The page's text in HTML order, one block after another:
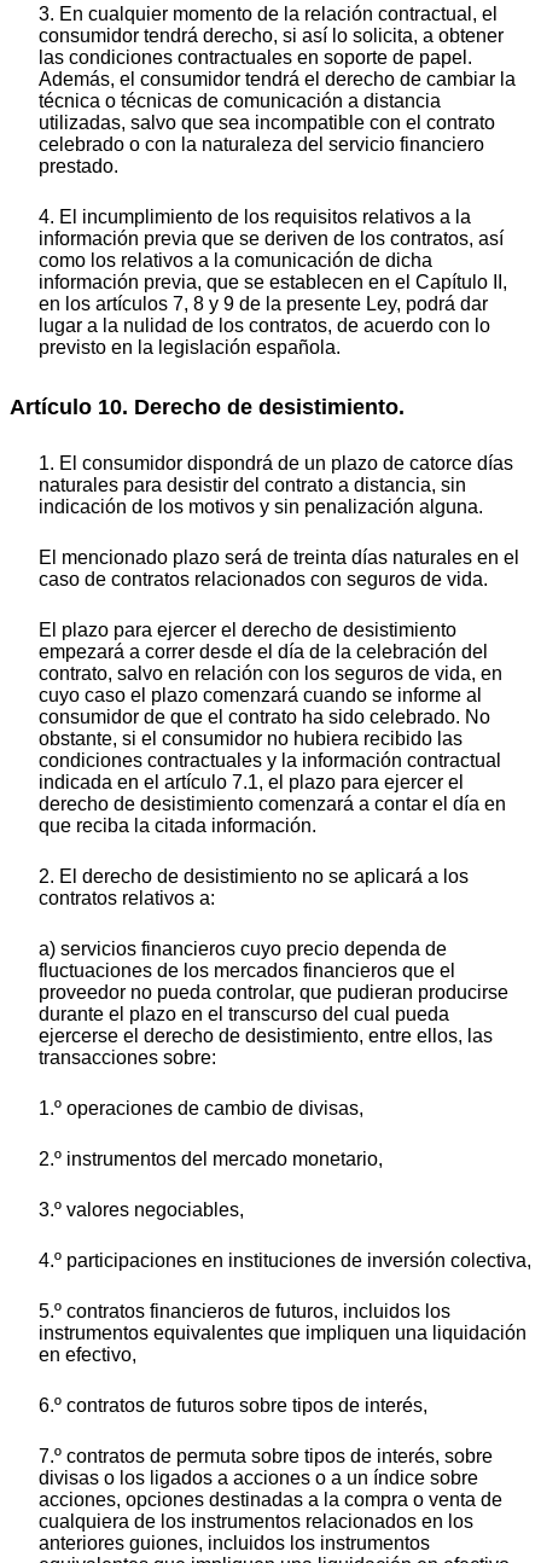
3. En cualquier momento de la relación contractual, el
consumidor tendrá derecho, si así lo solicita, a obtener
las condiciones contractuales en soporte de papel.
Además, el consumidor tendrá el derecho de cambiar la
técnica o técnicas de comunicación a distancia
utilizadas, salvo que sea incompatible con el contrato
celebrado o con la naturaleza del servicio financiero
prestado.
4. El incumplimiento de los requisitos relativos a la
información previa que se deriven de los contratos, así
como los relativos a la comunicación de dicha
información previa, que se establecen en el Capítulo II,
en los artículos 7, 8 y 9 de la presente Ley, podrá dar
lugar a la nulidad de los contratos, de acuerdo con lo
previsto en la legislación española.
Artículo 10. Derecho de desistimiento.
1. El consumidor dispondrá de un plazo de catorce días
naturales para desistir del contrato a distancia, sin
indicación de los motivos y sin penalización alguna.
El mencionado plazo será de treinta días naturales en el
caso de contratos relacionados con seguros de vida.
El plazo para ejercer el derecho de desistimiento
empezará a correr desde el día de la celebración del
contrato, salvo en relación con los seguros de vida, en
cuyo caso el plazo comenzará cuando se informe al
consumidor de que el contrato ha sido celebrado. No
obstante, si el consumidor no hubiera recibido las
condiciones contractuales y la información contractual
indicada en el artículo 7.1, el plazo para ejercer el
derecho de desistimiento comenzará a contar el día en
que reciba la citada información.
2. El derecho de desistimiento no se aplicará a los
contratos relativos a:
a) servicios financieros cuyo precio dependa de
fluctuaciones de los mercados financieros que el
proveedor no pueda controlar, que pudieran producirse
durante el plazo en el transcurso del cual pueda
ejercerse el derecho de desistimiento, entre ellos, las
transacciones sobre:
1.º operaciones de cambio de divisas,
2.º instrumentos del mercado monetario,
3.º valores negociables,
4.º participaciones en instituciones de inversión colectiva,
5.º contratos financieros de futuros, incluidos los
instrumentos equivalentes que impliquen una liquidación
en efectivo,
6.º contratos de futuros sobre tipos de interés,
7.º contratos de permuta sobre tipos de interés, sobre
divisas o los ligados a acciones o a un índice sobre
acciones, opciones destinadas a la compra o venta de
cualquiera de los instrumentos relacionados en los
anteriores guiones, incluidos los instrumentos